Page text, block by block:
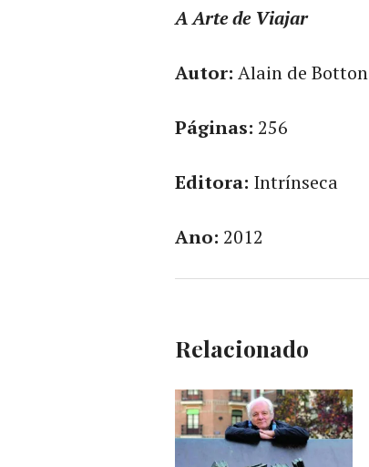
A Arte de Viajar
Autor: Alain de Botton
Páginas: 256
Editora: Intrínseca
Ano: 2012
Relacionado